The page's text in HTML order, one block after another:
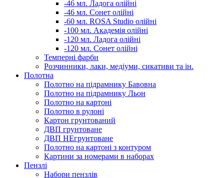
-46 мл. Ладога олійні
-46 мл. Сонет олійні
-60 мл. ROSA Studio олійні
-100 мл. Академія олійні
-120 мл. Ладога олійні
-120 мл. Сонет олійні
Темперні фарби
Розчинники, лаки, медіуми, сикативи та ін.
Полотна
Полотно на підрамнику Бавовна
Полотно на підрамнику Льон
Полотно на картоні
Полотно в рулоні
Картон грунтований
ДВП грунтоване
ДВП НЕгрунтоване
Полотно на картоні з контуром
Картини за номерами в наборах
Пензлі
Набори пензлів